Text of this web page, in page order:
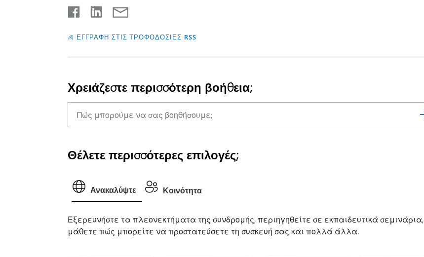
ΕΓΓΡΑΦΗ ΣΤΙΣ ΤΡΟΦΟΔΟΣΙΕΣ RSS
Χρειάζεστε περισσότερη βοήθεια;
Θέλετε περισσότερες επιλογές;
Ανακαλύψτε Κοινότητα
Εξερευνήστε τα πλεονεκτήματα της συνδρομής, περιηγηθείτε σε εκπαιδευτικά σεμινάρια,
μάθετε πώς μπορείτε να προστατεύσετε τη συσκευή σας και πολλά άλλα.